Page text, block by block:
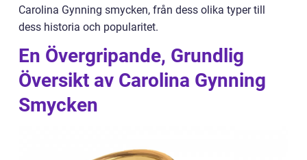
Carolina Gynning smycken, från dess olika typer till
dess historia och popularitet.
En Övergripande, Grundlig
Översikt av Carolina Gynning
Smycken